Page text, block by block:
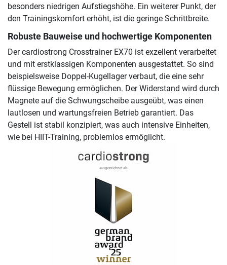
besonders niedrigen Aufstiegshöhe. Ein weiterer Punkt, der
den Trainingskomfort erhöht, ist die geringe Schrittbreite.
Robuste Bauweise und hochwertige Komponenten
Der cardiostrong Crosstrainer EX70 ist exzellent verarbeitet
und mit erstklassigen Komponenten ausgestattet. So sind
beispielsweise Doppel-Kugellager verbaut, die eine sehr
flüssige Bewegung ermöglichen. Der Widerstand wird durch
Magnete auf die Schwungscheibe ausgeübt, was einen
lautlosen und wartungsfreien Betrieb garantiert. Das
Gestell ist stabil konzipiert, was auch intensive Einheiten,
wie bei HIIT-Training, problemlos ermöglicht.